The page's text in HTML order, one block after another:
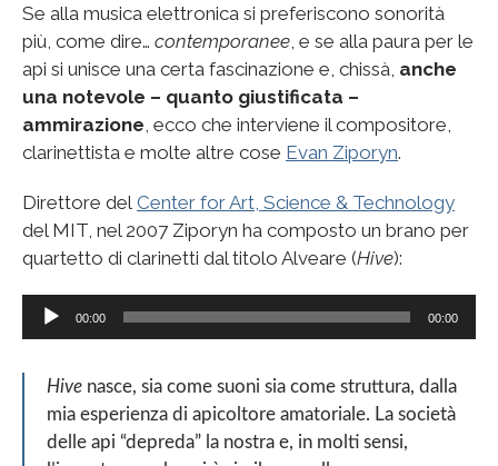
Se alla musica elettronica si preferiscono sonorità
più, come dire… contemporanee , e se alla paura per le
api si unisce una certa fascinazione e, chissà, anche
una notevole – quanto giustificata –
ammirazione , ecco che interviene il compositore,
clarinettista e molte altre cose Evan Ziporyn.
Direttore del Center for Art, Science & Technology
del MIT, nel 2007 Ziporyn ha composto un brano per
quartetto di clarinetti dal titolo Alveare (Hive):
u
00:00 00:00
Hive nasce, sia come suoni sia come struttura, dalla
mia esperienza di apicoltore amatoriale. La società
delle api “depreda” la nostra e, in molti sensi,